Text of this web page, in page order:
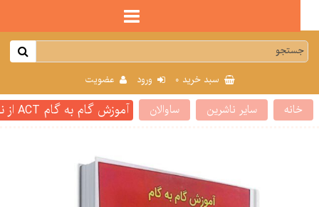
سبد خرید0 ورود عضویت
سایر ناشرین ساوالان آموزش گام به گام ACT از نظریه تا مهارت های کاربردی مهدی گنجی